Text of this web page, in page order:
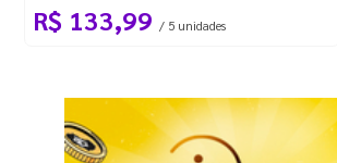
R$ 133,99 / 5 unidades